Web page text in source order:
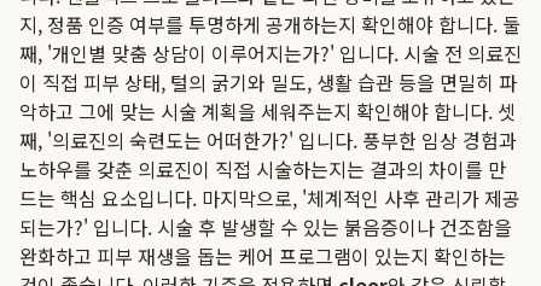
지, 정품 인증 여부를 투명하게 공개하는지 확인해야 합니다. 둘
째, '개인별 맞춤 상담이 이루어지는가?' 입니다. 시술 전 의료진
이 직접 피부 상태, 털의 굵기와 밀도, 생활 습관 등을 면밀히 파
악하고 그에 맞는 시술 계획을 세워주는지 확인해야 합니다. 셋
째, '의료진의 숙련도는 어떠한가?' 입니다. 풍부한 임상 경험과
노하우를 갖춘 의료진이 직접 시술하는지는 결과의 차이를 만
드는 핵심 요소입니다. 마지막으로, '체계적인 사후 관리가 제공
되는가?' 입니다. 시술 후 발생할 수 있는 붉음증이나 건조함을
완화하고 피부 재생을 돕는 케어 프로그램이 있는지 확인하는